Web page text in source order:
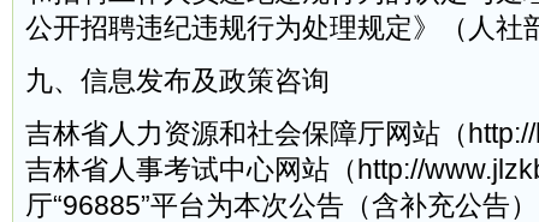
公开招聘违纪违规行为处理规定》（人社
九、信息发布及政策咨询
吉林省人力资源和社会保障厅网站（
吉林省人事考试中心网站（http://
厅“96885”平台为本次公告（含补充公告